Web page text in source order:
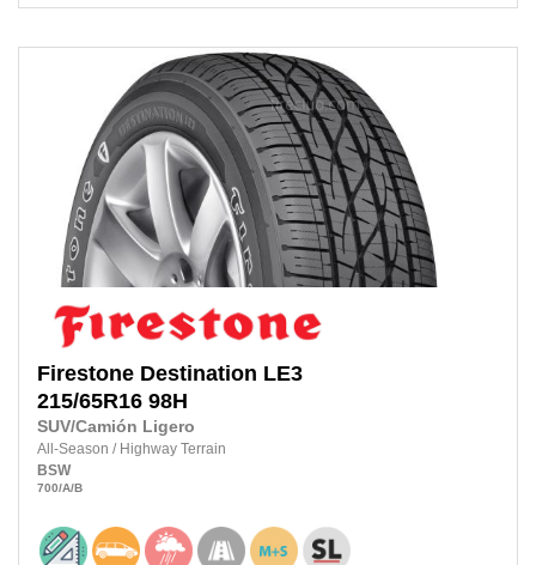
Firestone Destination LE3
215/65R16 98H
SUV/Camión Ligero
All-Season / Highway Terrain
BSW
700/A/B